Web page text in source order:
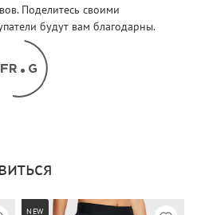
Поделитесь своими
будут вам благодарны.
NEW